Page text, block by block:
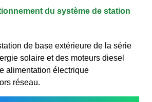
du système de station
de base extérieure de la série
solaire et des moteurs diesel
alimentation électrique
réseau.